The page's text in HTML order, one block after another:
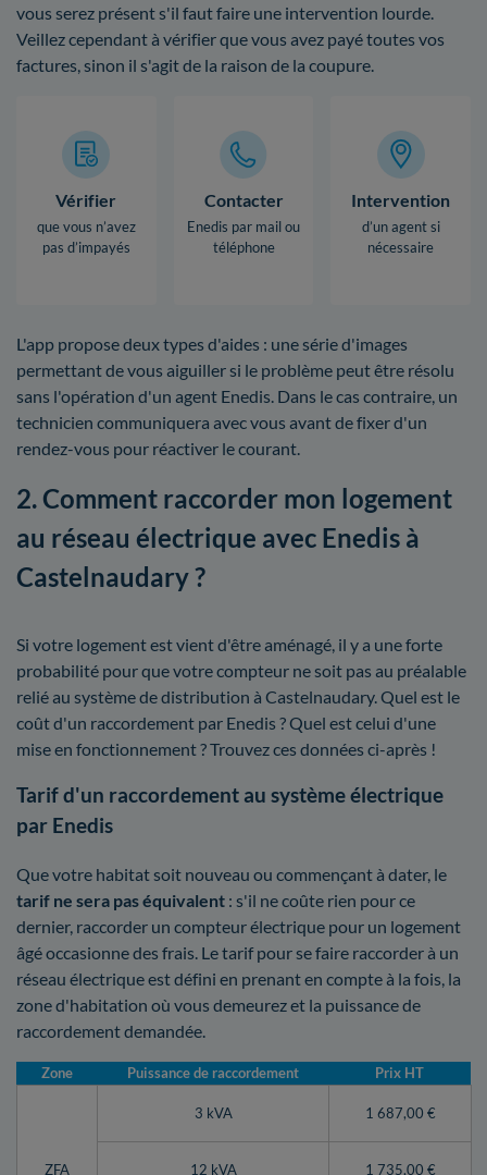
vous serez présent s'il faut faire une intervention lourde.
Veillez cependant à vérifier que vous avez payé toutes vos
factures, sinon il s'agit de la raison de la coupure.
Vérifier
que vous n’avez
pas d’impayés
Contacter
Enedis par mail ou
téléphone
Intervention
d’un agent si
nécessaire
L'app propose deux types d'aides : une série d'images
permettant de vous aiguiller si le problème peut être résolu
sans l'opération d'un agent Enedis. Dans le cas contraire, un
technicien communiquera avec vous avant de fixer d'un
rendez-vous pour réactiver le courant.
2. Comment raccorder mon logement
au réseau électrique avec Enedis à
Castelnaudary ?
Si votre logement est vient d'être aménagé, il y a une forte
probabilité pour que votre compteur ne soit pas au préalable
relié au système de distribution à Castelnaudary. Quel est le
coût d'un raccordement par Enedis ? Quel est celui d'une
mise en fonctionnement ? Trouvez ces données ci-après !
Tarif d'un raccordement au système électrique
par Enedis
Que votre habitat soit nouveau ou commençant à dater, le
tarif ne sera pas équivalent : s'il ne coûte rien pour ce
dernier, raccorder un compteur électrique pour un logement
âgé occasionne des frais. Le tarif pour se faire raccorder à un
réseau électrique est défini en prenant en compte à la fois, la
zone d'habitation où vous demeurez et la puissance de
raccordement demandée.
Zone Puissance de raccordement Prix HT
ZFA
3 kVA 1 687,00 €
12 kVA 1 735,00 €